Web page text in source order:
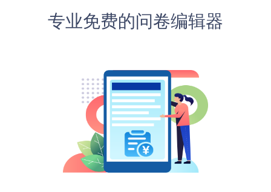
专业免费的问卷编辑器